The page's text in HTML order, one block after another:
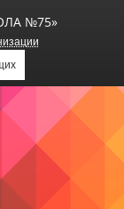
№75»